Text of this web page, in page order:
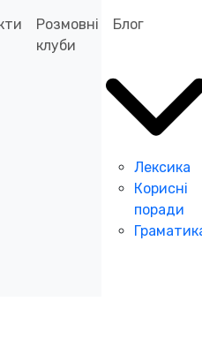
Розмовні
клуби
Блог
Лексика
Корисні
поради